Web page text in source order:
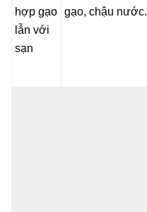
hợp gạo
lẫn với
sạn
gạo, chậu nước.